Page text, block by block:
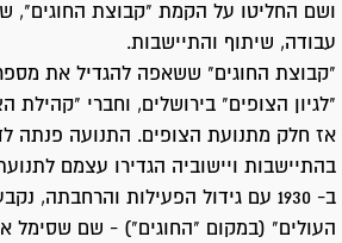
ושם החליטו על הקמת "קבוצת החוגים",
עבודה, שיתוף והתיישבות.
"קבוצת החוגים" ששאפה להגדיל את
"לגיון הצופים" בירושלים, וחברי "קהילת
אז חלק מתנועת הצופים. התנועה פנתה
בהתיישבות ויישוביה הגדירו עצמם
ב- 1930 עם גידול הפעילות והרחבתה,
העולים" (במקום "החוגים") - שם שסימל